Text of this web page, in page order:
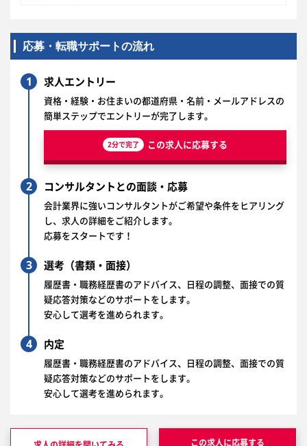
応募・転職サポートの流れ
1 求人エントリー
資格・経験・お住まいの都道府県・名前・メールアドレスの
簡単ステップでエントリーが完了します。
2分で完了 この求人に応募する
2 コンサルタントとの面談・応募
会計業界に強いコンサルタントがご希望や条件をヒアリング
し、求人の詳細をご紹介します。
応募をスタートです！
3 選考（書類・面接）
履歴書・職務経歴書のアドバイス、日程の調整、面接での質
疑応答対策などのサポートをします。
安心して選考を進められます。
4 内定
履歴書・職務経歴書のアドバイス、日程の調整、面接での質
疑応答対策などのサポートをします。
安心して選考を進められます。
この求人に応募する